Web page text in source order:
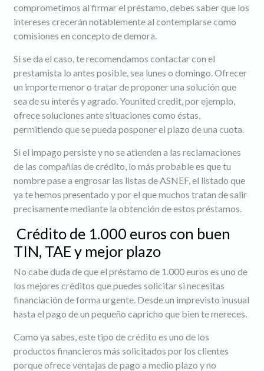
comprometimos al firmar el préstamo, debes saber que los
intereses crecerán notablemente al contemplarse como
comisiones en concepto de demora.
Si se da el caso, te recomendamos contactar con el
prestamista lo antes posible, sea lunes o domingo. Ofrecer
un importe menor o tratar de proponer una solución que
sea de su interés y agrado. Younited credit, por ejemplo,
ofrece soluciones ante situaciones como éstas,
permitiendo que se pueda posponer el plazo de una cuota.
Si el impago persiste y no se atienden a las reclamaciones
de las compañías de crédito, lo más probable es que tu
nombre pase a engrosar las listas de ASNEF, el listado que
ya te hemos presentado y por el que muchos tratan de salir
precisamente mediante la obtención de estos préstamos.
Crédito de 1.000 euros con buen
TIN, TAE y mejor plazo
No cabe duda de que el préstamo de 1.000 euros es uno de
los mejores créditos que puedes solicitar si necesitas
financiación de forma urgente. Desde un imprevisto inusual
hasta el pago de un pequeño capricho que bien te mereces.
Como ya sabes, este tipo de crédito es uno de los
productos financieros más solicitados por los clientes
porque ofrece ventajas de pago a medio plazo y no